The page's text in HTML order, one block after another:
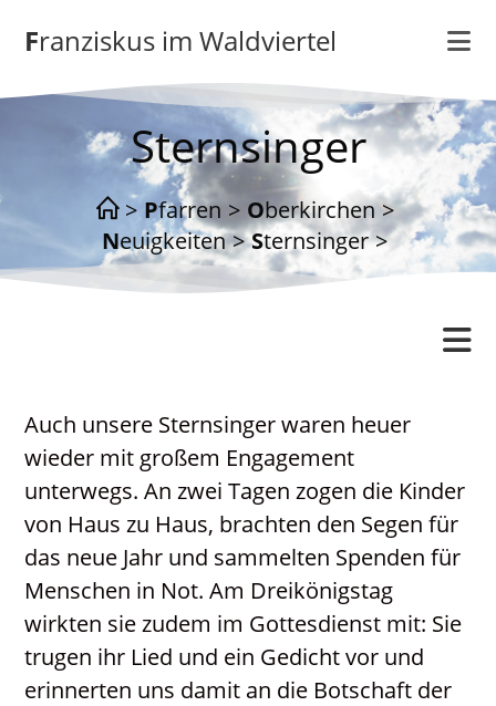
Inhalt
springenFranziskus im Waldviertel
Sternsinger
> Pfarren > Oberkirchen >
Neuigkeiten > Sternsinger >
Gottesdienstordnung
Kontakt
Neuigkeiten
Auch unsere Sternsinger waren heuer
wieder mit großem Engagement
unterwegs. An zwei Tagen zogen die Kinder
von Haus zu Haus, brachten den Segen für
das neue Jahr und sammelten Spenden für
Menschen in Not. Am Dreikönigstag
wirkten sie zudem im Gottesdienst mit: Sie
trugen ihr Lied und ein Gedicht vor und
erinnerten uns damit an die Botschaft der